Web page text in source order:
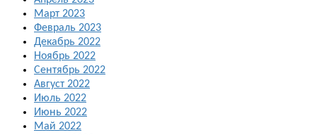
Март 2023
Февраль 2023
Декабрь 2022
Ноябрь 2022
Сентябрь 2022
Август 2022
Июль 2022
Июнь 2022
Май 2022